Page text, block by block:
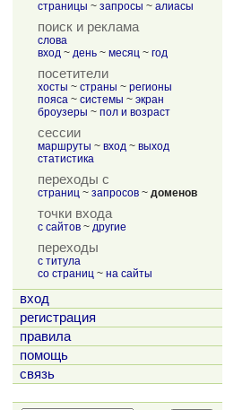
страницы ~ запросы ~ алиасы
поиск и реклама
слова
вход ~ день ~ месяц ~ год
посетители
хосты ~ страны ~ регионы
пояса ~ системы ~ экран
броузеры ~ пол и возраст
сессии
маршруты ~ вход ~ выход
статистика
переходы с
страниц ~ запросов ~ доменов
точки входа
с сайтов ~ другие
переходы
с титула
со страниц ~ на сайты
вход
регистрация
правила
помощь
связь